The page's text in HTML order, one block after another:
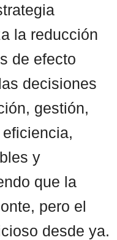
la reducción
de efecto
decisiones
gestión,
y
que la
pero el
desde ya.